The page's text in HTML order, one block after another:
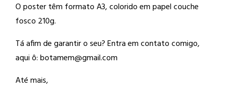
O poster têm formato A3, colorido em papel couche
fosco 210g.
Tá afim de garantir o seu? Entra em contato comigo,
aqui ô: botamem@gmail.com
Até mais,